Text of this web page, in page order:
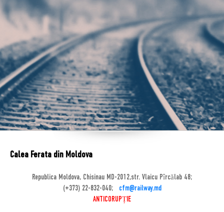
Calea Ferata din Moldova
Republica Moldova, Chisinau MD-2012,str. Vlaicu Pîrcălab 48;
(+373) 22-832-040;
cfm@railway.md
ANTICORUPȚIE